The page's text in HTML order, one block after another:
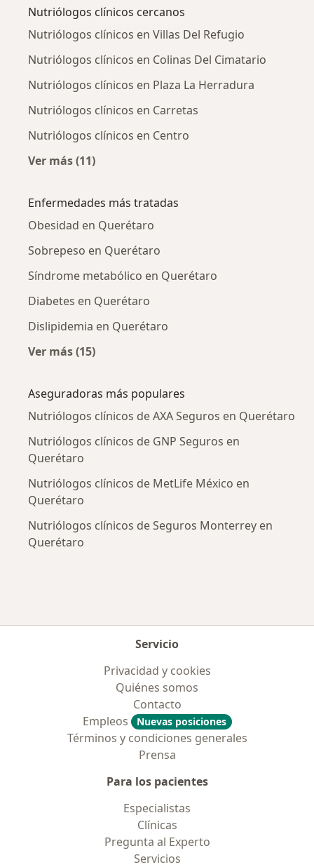
Nutriólogos clínicos cercanos
Nutriólogos clínicos en Villas Del Refugio
Nutriólogos clínicos en Colinas Del Cimatario
Nutriólogos clínicos en Plaza La Herradura
Nutriólogos clínicos en Carretas
Nutriólogos clínicos en Centro
Ver más (11)
Enfermedades más tratadas
Obesidad en Querétaro
Sobrepeso en Querétaro
Síndrome metabólico en Querétaro
Diabetes en Querétaro
Dislipidemia en Querétaro
Ver más (15)
Aseguradoras más populares
Nutriólogos clínicos de AXA Seguros en Querétaro
Nutriólogos clínicos de GNP Seguros en
Querétaro
Nutriólogos clínicos de MetLife México en
Querétaro
Nutriólogos clínicos de Seguros Monterrey en
Querétaro
Servicio
Privacidad y cookies
Quiénes somos
Contacto
Empleos
Nuevas posiciones
Términos y condiciones generales
Prensa
Para los pacientes
Especialistas
Clínicas
Pregunta al Experto
Servicios